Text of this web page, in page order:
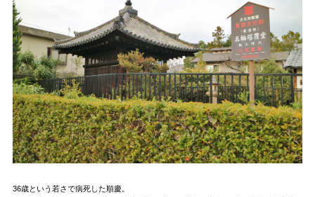
36歳という若さで病死した順慶。